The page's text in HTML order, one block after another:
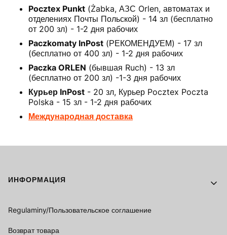
Pocztex Punkt (Żabka, АЗС Orlen, автоматах и
отделениях Почты Польской) - 14 зл (бесплатно
от 200 зл) - 1-2 дня рабочих
Paczkomaty InPost (РЕКОМЕНДУЕМ) - 17 зл
(бесплатно от 400 зл) - 1-2 дня рабочих
Paczka ORLEN (бывшая Ruch) - 13 зл
(бесплатно от 200 зл) -1-3 дня рабочих
Курьер InPost - 20 зл, Курьер Pocztex Poczta
Polska - 15 зл - 1-2 дня рабочих
Международная доставка
Footer menu
ИНФОРМАЦИЯ
Regulaminy/Пользовательское соглашение
Возврат товара